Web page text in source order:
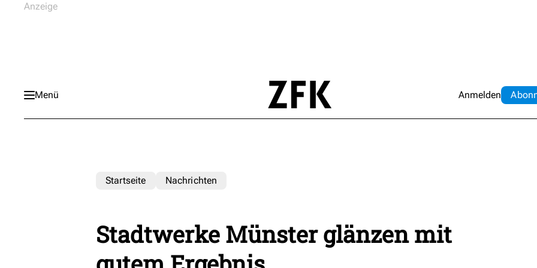
Menü Anmelden Abo
Startseite Nachrichten
Stadtwerke Münster glänzen mit